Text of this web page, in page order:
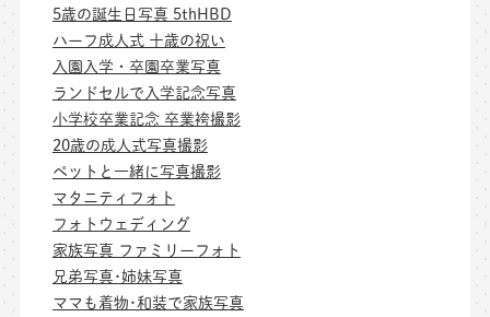
5歳の誕生日写真 5thHBD
ハーフ成人式 十歳の祝い
入園入学・卒園卒業写真
ランドセルで入学記念写真
小学校卒業記念 卒業袴撮影
20歳の成人式写真撮影
ペットと一緒に写真撮影
マタニティフォト
フォトウェディング
家族写真 ファミリーフォト
兄弟写真･姉妹写真
ママも着物･和装で家族写真